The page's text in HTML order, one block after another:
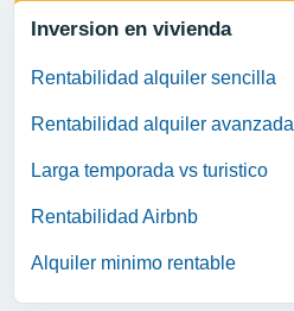
Inversion en vivienda
Rentabilidad alquiler sencilla
Rentabilidad alquiler avanzada
Larga temporada vs turistico
Rentabilidad Airbnb
Alquiler minimo rentable